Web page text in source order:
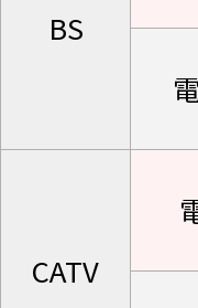
BS
CATV